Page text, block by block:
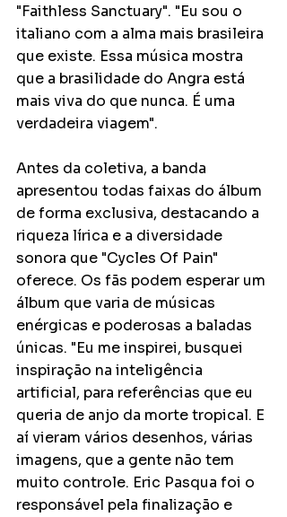
"Faithless Sanctuary". "Eu sou o
italiano com a alma mais brasileira
que existe. Essa música mostra
que a brasilidade do Angra está
mais viva do que nunca. É uma
verdadeira viagem".
Antes da coletiva, a banda
apresentou todas faixas do álbum
de forma exclusiva, destacando a
riqueza lírica e a diversidade
sonora que "Cycles Of Pain"
oferece. Os fãs podem esperar um
álbum que varia de músicas
enérgicas e poderosas a baladas
únicas. "Eu me inspirei, busquei
inspiração na inteligência
artificial, para referências que eu
queria de anjo da morte tropical. E
aí vieram vários desenhos, várias
imagens, que a gente não tem
muito controle. Eric Pasqua foi o
responsável pela finalização e